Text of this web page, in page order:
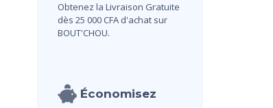
Obtenez la Livraison Gratuite
dès 25 000 CFA d'achat sur
BOUT'CHOU.
Économisez